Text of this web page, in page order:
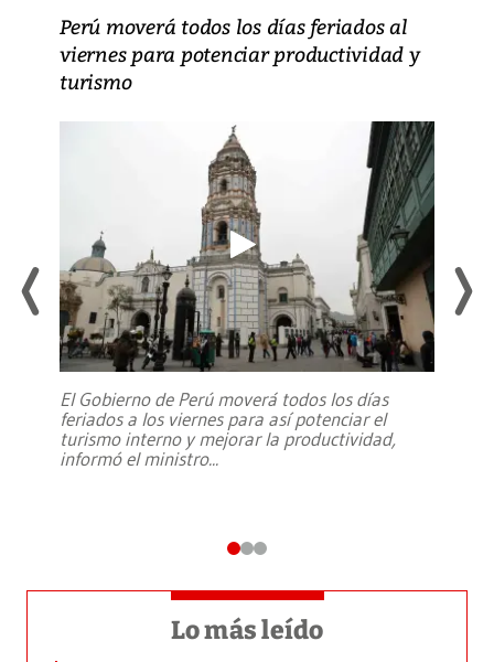
Perú moverá todos los días feriados al
viernes para potenciar productividad y
turismo
El Gobierno de Perú moverá todos los días
feriados a los viernes para así potenciar el
turismo interno y mejorar la productividad,
informó el ministro...
Lo más leído